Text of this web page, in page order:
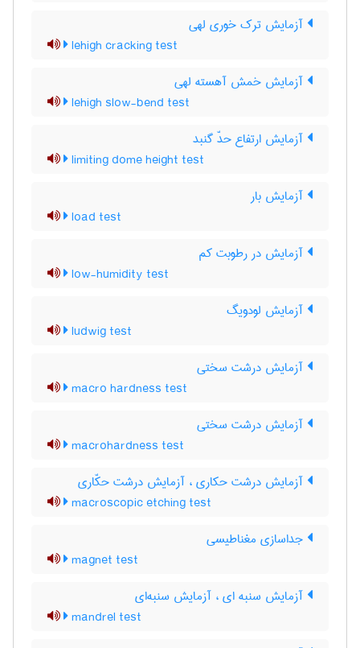
آزمایش ترک خوری لهی
lehigh cracking test
آزمایش خمش آهسته لهی
lehigh slow-bend test
آزمایش ارتفاع حدّ گنبد
limiting dome height test
آزمایش بار
load test
آزمایش در رطوبت کم
low-humidity test
آزمایش لودویگ
ludwig test
آزمایش درشت سختی
macro hardness test
آزمایش درشت سختی
macrohardness test
آزمایش درشت حکاری ، آزمایش درشت حکّاری
macroscopic etching test
جداسازی مغناطیسی
magnet test
آزمایش سنبه ای ، آزمایش سنبه‌ای
mandrel test